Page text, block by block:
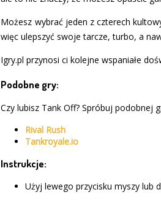
Możesz wybrać jeden z czterech
więc ulepszyć swoje tarcze, turbo, a
Igry.pl przynosi ci kolejne wspaniałe
Podobne gry:
Czy lubisz Tank Off? Spróbuj podobnej
Rival Rush
Tankroyale.io
Instrukcje:
Użyj lewego przycisku myszy lub